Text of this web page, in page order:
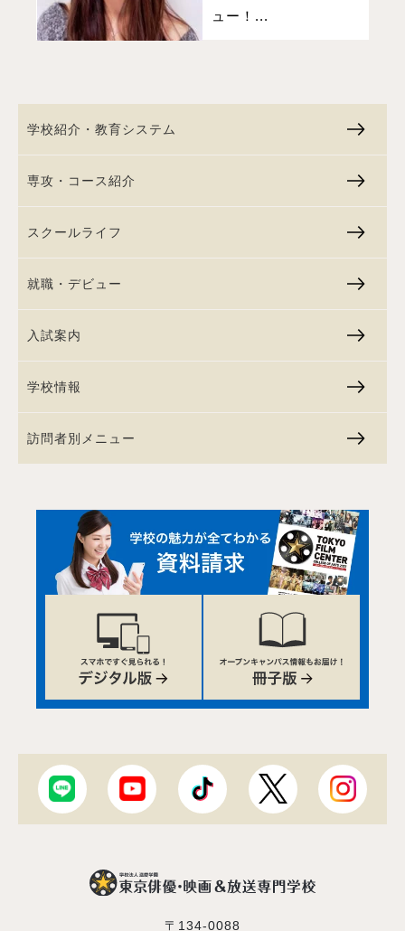
ュー！...
学校紹介・教育システム
専攻・コース紹介
スクールライフ
就職・デビュー
入試案内
学校情報
訪問者別メニュー
〒134-0088